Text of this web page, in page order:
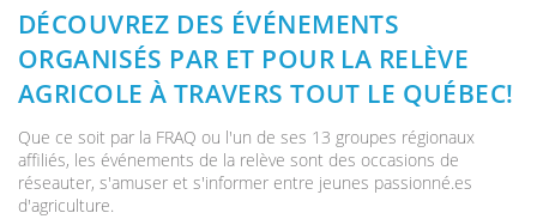
DÉCOUVREZ DES ÉVÉNEMENTS
ORGANISÉS PAR ET POUR LA RELÈVE
AGRICOLE À TRAVERS TOUT LE QUÉBEC!
Que ce soit par la FRAQ ou l'un de ses 13 groupes régionaux
affiliés, les événements de la relève sont des occasions de
réseauter, s'amuser et s'informer entre jeunes passionné.es
d'agriculture.